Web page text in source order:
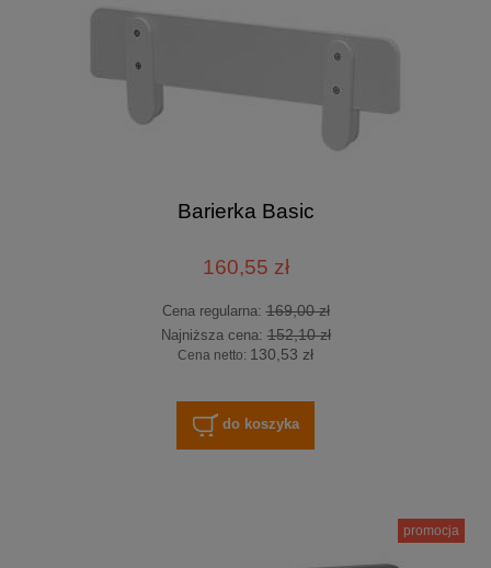
Barierka Basic
160,55 zł
Cena regularna:169,00 zł
Najniższa cena:152,10 zł
Cena netto: 130,53 zł
do koszyka
promocja